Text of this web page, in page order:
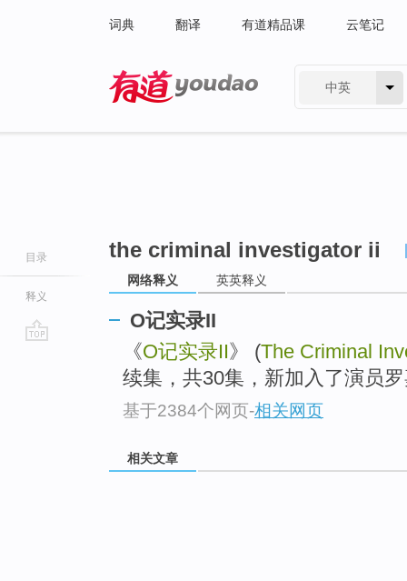
词典 翻译 有道精品课 云笔记
中英
目录
释义
the criminal investigator ii
网络释义 英英释义
O记实录II
《O记实录II》 (The Criminal
续集，共30集，新加入了演员
基于2384个网页-相关网页
相关文章